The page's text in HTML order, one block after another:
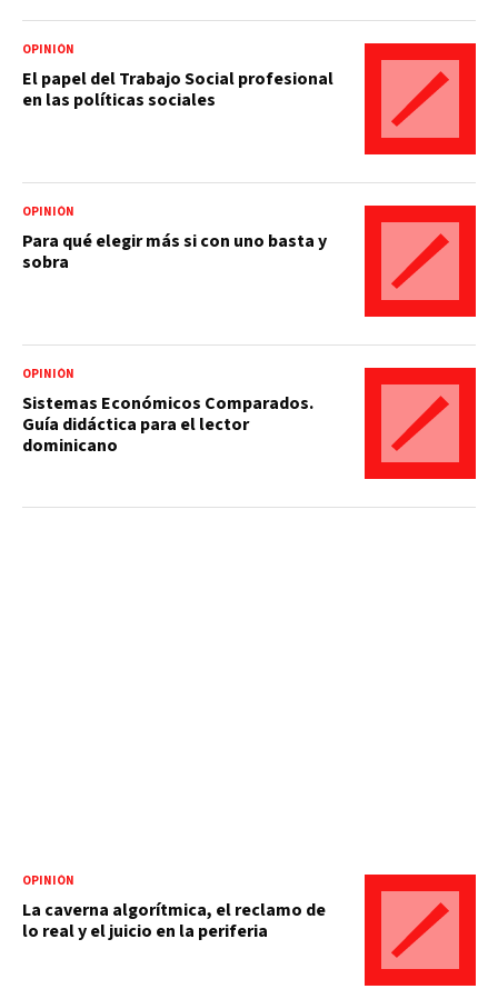
OPINIÓN
El papel del Trabajo Social profesional
en las políticas sociales
OPINIÓN
Para qué elegir más si con uno basta y
sobra
OPINIÓN
Sistemas Económicos Comparados.
Guía didáctica para el lector
dominicano
OPINIÓN
La caverna algorítmica, el reclamo de
lo real y el juicio en la periferia